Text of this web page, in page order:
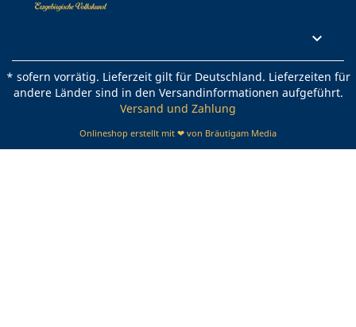

* sofern vorrätig. Lieferzeit gilt für Deutschland. Lieferzeiten für
andere Länder sind in den Versandinformationen aufgeführt.
Versand und Zahlung
Onlineshop erstellt mit ❤ von Bräutigam Media